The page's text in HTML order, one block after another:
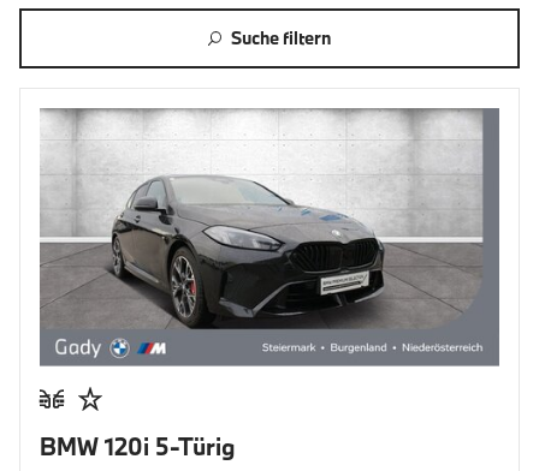
Suche filtern
BMW 120i 5-Türig